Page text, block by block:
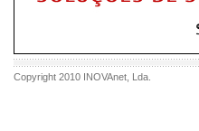
Copyright 2010 INOVAnet , Lda.